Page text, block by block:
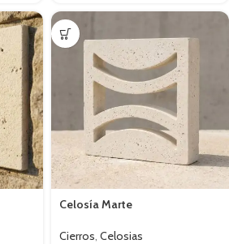
Celosía Marte
Cierros, Celosias